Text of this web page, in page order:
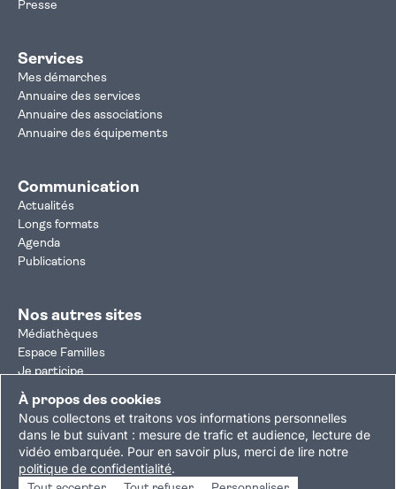
À propos des cookies
Nous collectons et traitons vos informations personnelles
dans le but suivant : mesure de trafic et audience, lecture de
vidéo embarquée. Pour en savoir plus, merci de lire notre
politique de confidentialité.
Presse
Services
Mes démarches
Annuaire des services
Annuaire des associations
Annuaire des équipements
Communication
Actualités
Longs formats
Agenda
Publications
Nos autres sites
Médiathèques
Espace Familles
Je participe
Autorisation d'urbanisme
Résultats électoraux
Plan du site Nous contacterMentions légales
Politique de confidentialitéAccessibilité : partiellement conforme
Gestion des cookies